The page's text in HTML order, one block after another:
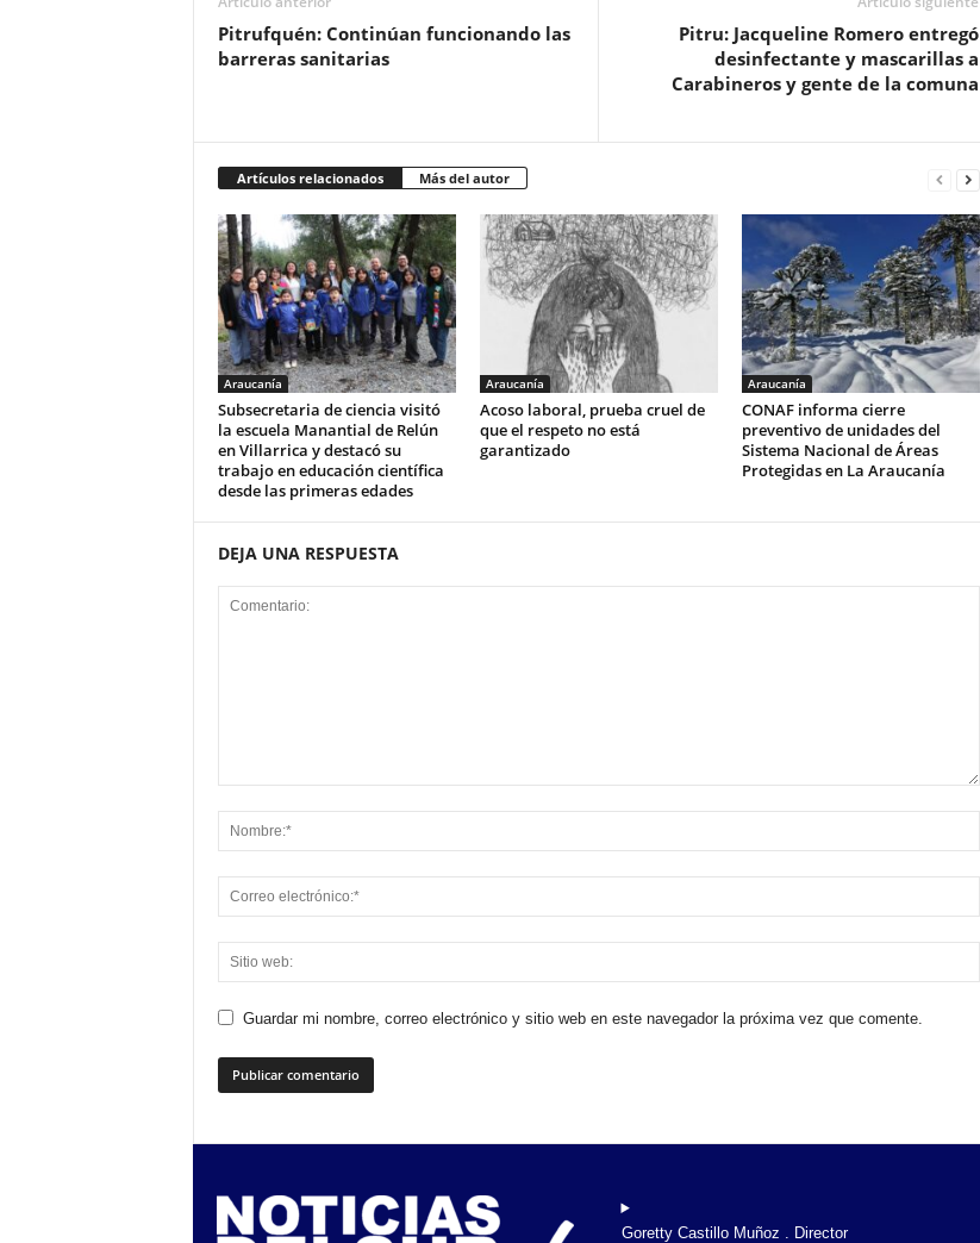
Pitrufquén: Continúan funcionando las
barreras sanitarias
Pitru: Jacqueline Romero entregó
desinfectante y mascarillas a
Carabineros y gente de la comuna
Artículos relacionados Más del autor
Araucanía
Subsecretaria de ciencia visitó
la escuela Manantial de Relún
en Villarrica y destacó su
trabajo en educación científica
desde las primeras edades
Araucanía
Acoso laboral, prueba cruel de
que el respeto no está
garantizado
Araucanía
CONAF informa cierre
preventivo de unidades del
Sistema Nacional de Áreas
Protegidas en La Araucanía
DEJA UNA RESPUESTA
Guardar mi nombre, correo electrónico y sitio web en este navegador la próxima vez que comente.
Goretty Castillo Muñoz . Director